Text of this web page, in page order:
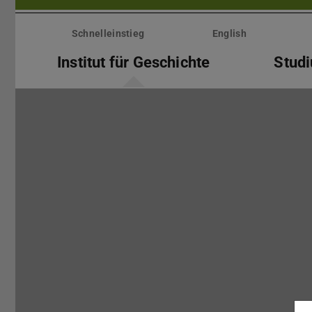
Menü
überspringenSchnelleinstieg English
Institut für Geschichte